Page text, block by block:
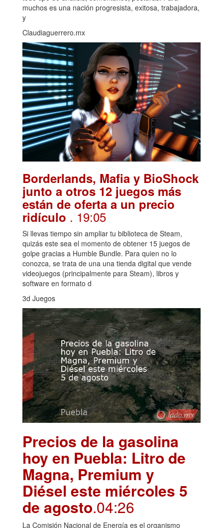
muchos es una nación progresista, exitosa, trabajadora,
y
Claudiaguerrero.mx
Borderlands, Mafia y BioShock
junto a otros 12 juegos más
están de oferta a un precio
ridículo . 19:05
Si llevas tiempo sin ampliar tu biblioteca de Steam,
quizás este sea el momento de obtener 15 juegos de
golpe gracias a Humble Bundle. Para quien no lo
conozca, se trata de una una tienda digital que vende
videojuegos (principalmente para Steam), libros y
software en formato d
3d Juegos
Precios de la gasolina
hoy en Puebla: Litro de
Magna, Premium y
Diésel este miércoles 5
de agosto.04:26
La Comisión Nacional de Energía es el organismo